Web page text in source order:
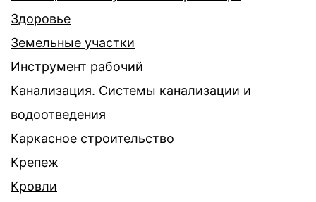
Здоровье
Земельные участки
Инструмент рабочий
Канализация. Системы канализации и
водоотведения
Каркасное строительство
Крепеж
Кровли